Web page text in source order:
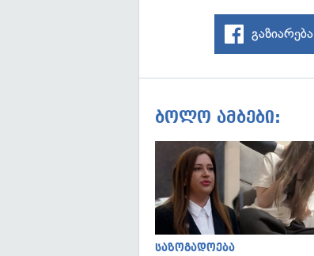
გაზიარება
ბოლო ამბები:
საზოგადოება